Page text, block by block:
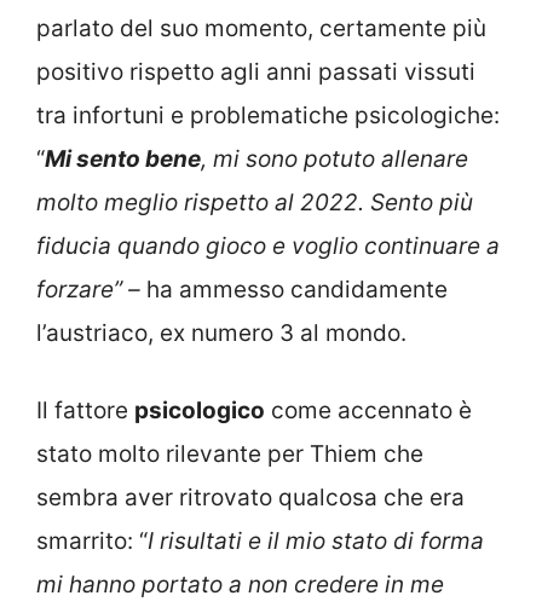
parlato del suo momento, certamente più
positivo rispetto agli anni passati vissuti
tra infortuni e problematiche psicologiche:
“Mi sento bene, mi sono potuto allenare
molto meglio rispetto al 2022. Sento più
fiducia quando gioco e voglio continuare a
forzare” – ha ammesso candidamente
l’austriaco, ex numero 3 al mondo.
Il fattore psicologico come accennato è
stato molto rilevante per Thiem che
sembra aver ritrovato qualcosa che era
smarrito: “I risultati e il mio stato di forma
mi hanno portato a non credere in me